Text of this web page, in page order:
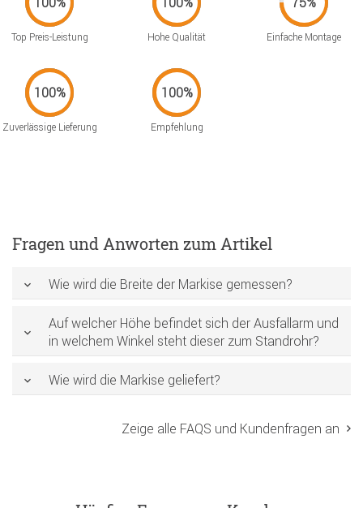
Top Preis-Leistung Hohe Qualität Einfache Montage
Zuverlässige Lieferung Empfehlung
Fragen und Anworten zum Artikel
Wie wird die Breite der Markise gemessen?
Auf welcher Höhe befindet sich der Ausfallarm und
in welchem Winkel steht dieser zum Standrohr?
Wie wird die Markise geliefert?
Zeige alle FAQS und Kundenfragen an